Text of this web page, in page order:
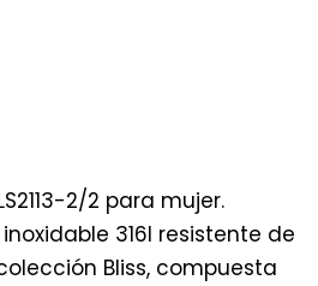
2/2 para mujer.
316l resistente de
Bliss, compuesta